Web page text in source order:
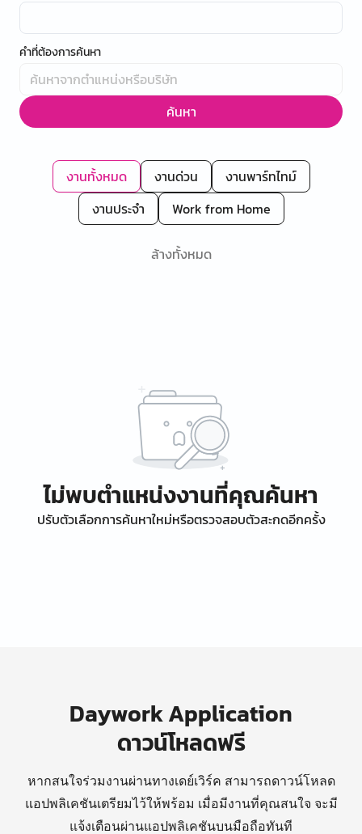
คำที่ต้องการค้นหา
ค้นหา
งานทั้งหมด งานด่วน
งานพาร์ทไทม์
งานประจำ
Work from Home
ล้างทั้งหมด
ไม่พบตำแหน่งงานที่คุณค้นหา
ปรับตัวเลือกการค้นหาใหม่หรือตรวจสอบตัวสะกดอีกครั้ง
Daywork Application
ดาวน์โหลดฟรี
หากสนใจร่วมงานผ่านทางเดย์เวิร์ค สามารถดาวน์โหลด
แอปพลิเคชันเตรียมไว้ให้พร้อม เมื่อมีงานที่คุณสนใจ จะมี
แจ้งเตือนผ่านแอปพลิเคชันบนมือถือทันที